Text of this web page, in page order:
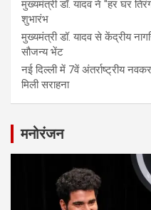
मुख्यमंत्री डॉ. यादव ने "हर घर
शुभारंभ
मुख्यमंत्री डॉ. यादव से केंद्रीय
सौजन्य भेंट
नई दिल्ली में 7वें अंतर्राष्ट्रीय
मिली सराहना
मनोरंजन